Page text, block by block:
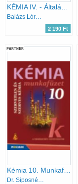
Balázs Lórántné; Kiss Zsuzsa
2 190 Ft
PARTNER